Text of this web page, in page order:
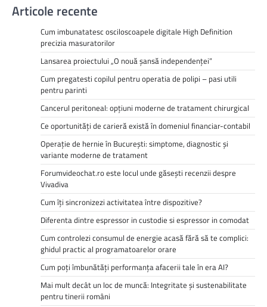
Articole recente
Cum imbunatatesc osciloscoapele digitale High Definition
precizia masuratorilor
Lansarea proiectului „O nouă șansă independenței”
Cum pregatesti copilul pentru operatia de polipi – pasi utili
pentru parinti
Cancerul peritoneal: opțiuni moderne de tratament chirurgical
Ce oportunități de carieră există în domeniul financiar-contabil
Operație de hernie în București: simptome, diagnostic și
variante moderne de tratament
Forumvideochat.ro este locul unde găsești recenzii despre
Vivadiva
Cum îți sincronizezi activitatea între dispozitive?
Diferenta dintre espressor in custodie si espressor in comodat
Cum controlezi consumul de energie acasă fără să te complici:
ghidul practic al programatoarelor orare
Cum poți îmbunătăți performanța afacerii tale în era AI?
Mai mult decât un loc de muncă: Integritate și sustenabilitate
pentru tinerii români